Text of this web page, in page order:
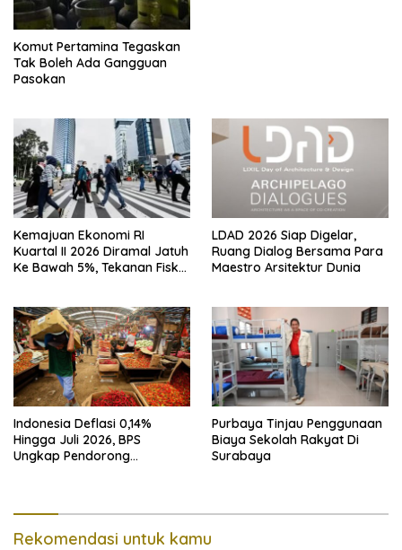
Komut Pertamina Tegaskan
Tak Boleh Ada Gangguan
Pasokan
Kemajuan Ekonomi RI
Kuartal II 2026 Diramal Jatuh
Ke Bawah 5%, Tekanan Fiskal
LDAD 2026 Siap Digelar,
Ruang Dialog Bersama Para
Maestro Arsitektur Dunia
Indonesia Deflasi 0,14%
Hingga Juli 2026, BPS
Ungkap Pendorong
Purbaya Tinjau Penggunaan
Biaya Sekolah Rakyat Di
Surabaya
Rekomendasi untuk kamu